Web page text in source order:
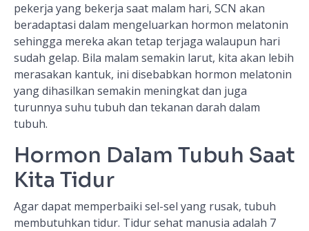
pekerja yang bekerja saat malam hari, SCN akan
beradaptasi dalam mengeluarkan hormon melatonin
sehingga mereka akan tetap terjaga walaupun hari
sudah gelap. Bila malam semakin larut, kita akan lebih
merasakan kantuk, ini disebabkan hormon melatonin
yang dihasilkan semakin meningkat dan juga
turunnya suhu tubuh dan tekanan darah dalam
tubuh.
Hormon Dalam Tubuh Saat
Kita Tidur
Agar dapat memperbaiki sel-sel yang rusak, tubuh
membutuhkan tidur. Tidur sehat manusia adalah 7